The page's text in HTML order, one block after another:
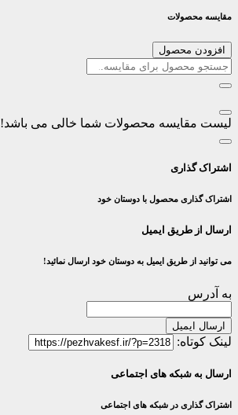
مقایسه محصولات
افزودن محصول
لیست مقایسه محصولات شما خالی می باشد!
اشتراک گذاری
اشتراک گذاری محصول با دوستان خود
ارسال از طریق ایمیل
می توانید از طریق ایمیل به دوستان خود ارسال نمائید!
به آدرس
ارسال ایمیل
لینک کوتاه:
ارسال به شبکه های اجتماعی
اشتراک گذاری در شبکه های اجتماعی